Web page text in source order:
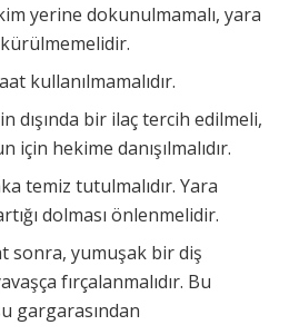
yerine dokunulmamalı, yara
kullanılmamalıdır.
dışında bir ilaç tercih edilmeli,
için hekime danışılmalıdır.
temiz tutulmalıdır. Yara
dolması önlenmelidir.
sonra, yumuşak bir diş
fırçalanmalıdır. Bu
gargarasından